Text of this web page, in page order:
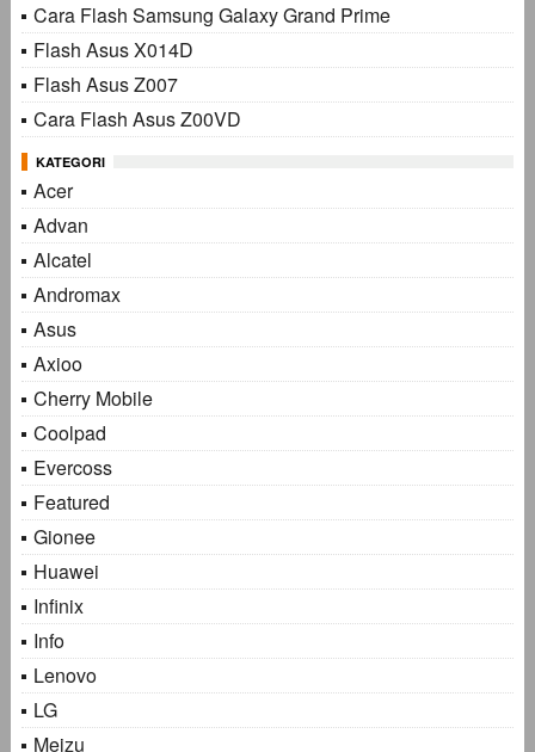
Cara Flash Samsung Galaxy Grand Prime
Flash Asus X014D
Flash Asus Z007
Cara Flash Asus Z00VD
KATEGORI
Acer
Advan
Alcatel
Andromax
Asus
Axioo
Cherry Mobile
Coolpad
Evercoss
Featured
Gionee
Huawei
Infinix
Info
Lenovo
LG
Meizu